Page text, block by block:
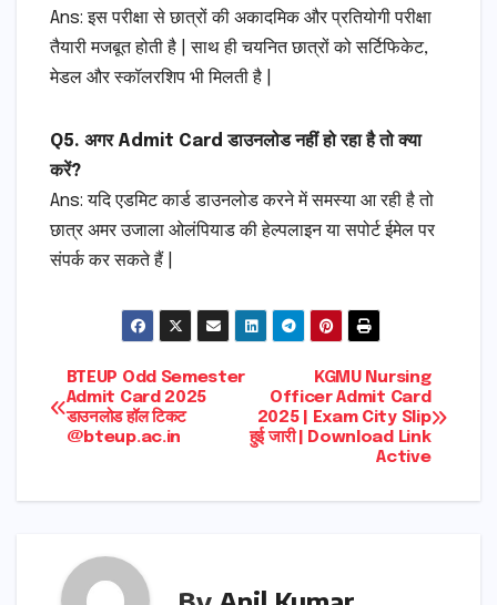
Ans: इस परीक्षा से छात्रों की अकादमिक और प्रतियोगी परीक्षा
तैयारी मजबूत होती है | साथ ही चयनित छात्रों को सर्टिफिकेट,
मेडल और स्कॉलरशिप भी मिलती है |
Q5. अगर Admit Card डाउनलोड नहीं हो रहा है तो क्या
करें?
Ans: यदि एडमिट कार्ड डाउनलोड करने में समस्या आ रही है तो
छात्र अमर उजाला ओलंपियाड की हेल्पलाइन या सपोर्ट ईमेल पर
संपर्क कर सकते हैं |
Post
navigation
KGMU Nursing
Officer Admit Card
2025 | Exam City Slip
हुई जारी | Download Link
Active
BTEUP Odd Semester
Admit Card 2025
डाउनलोड हॉल टिकट
@bteup.ac.in